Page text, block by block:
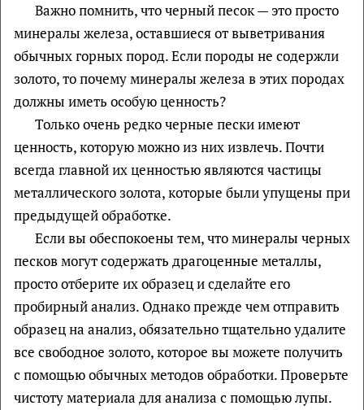
Важно помнить, что черный песок — это просто
минералы железа, оставшиеся от выветривания
обычных горных пород. Если породы не содержли
золото, то почему минералы железа в этих породах
должны иметь особую ценность?
Только очень редко черные пески имеют
ценность, которую можно из них извлечь. Почти
всегда главной их ценностью являются частицы
металлического золота, которые были упущены при
предыдущей обработке.
Если вы обеспокоены тем, что минералы черных
песков могут содержать драгоценные металлы,
просто отберите их образец и сделайте его
пробирный анализ. Однако прежде чем отправить
образец на анализ, обязательно тщательно удалите
все свободное золото, которое вы можете получить
с помощью обычных методов обработки. Проверьте
чистоту материала для анализа с помощью лупы.